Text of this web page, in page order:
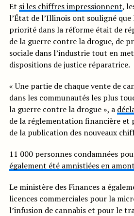
Et si les chiffres impressionnent,
l’État de l’Illinois ont souligné
priorité dans la réforme était de
de la guerre contre la drogue, de
sociale dans l’industrie tout en
dispositions de justice réparatrice.
« Une partie de chaque vente de
dans les communautés les plus
la guerre contre la drogue », a
de la réglementation financière et
de la publication des nouveaux
11 000 personnes condamnées
également été amnistiées en
Le ministère des Finances a
licences commerciales pour la
l’infusion de cannabis et pour le